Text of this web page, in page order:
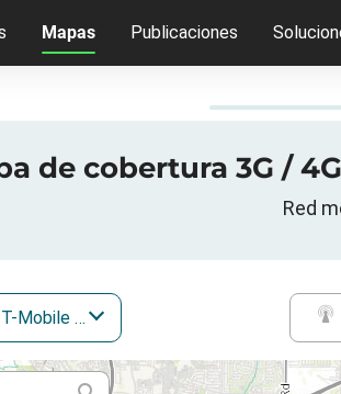
Mapas Publicaciones
de cobertura 3G /
Red
T-Mobile (inc. Sprint)